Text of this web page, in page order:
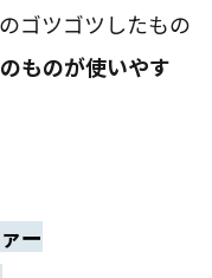
ゴツゴツしたもの
ものが使いやす
ー